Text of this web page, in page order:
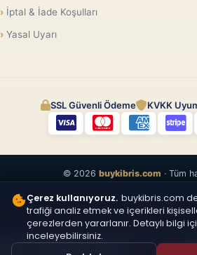
İptal & İade Koşulları
Yasal Uyarı
SSL Güvenli Ödeme KVKK
© 2026 buykibris.com · Tüm
Çerez kullanıyoruz. buykibris.com
trafiği analiz etmek ve içerikleri
çerezlerden yararlanır. Detaylı bilgi
inceleyebilirsiniz.